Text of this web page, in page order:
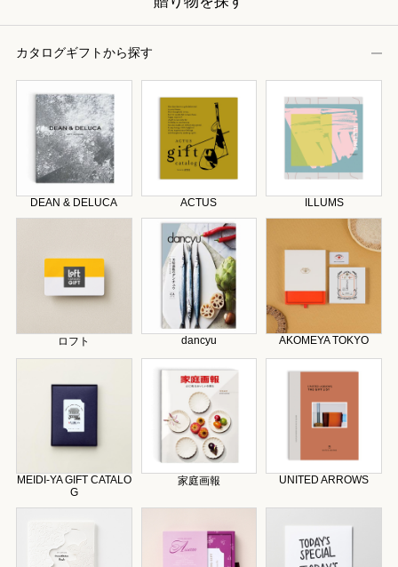
カタログギフトから探す
DEAN & DELUCA ACTUS ILLUMS
ロフト dancyu AKOMEYA TOKYO
MEIDI-YA GIFT CATALO
G
家庭画報 UNITED ARROWS